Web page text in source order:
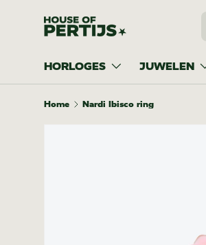
Ga naar inhoud
HORLOGES JUWELEN
Home Nardi Ibisco ring